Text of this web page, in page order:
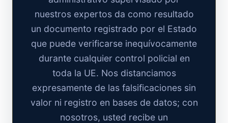
nuestros expertos da como resultado
un documento registrado por el Estado
que puede verificarse inequívocamente
durante cualquier control policial en
toda la UE. Nos distanciamos
expresamente de las falsificaciones sin
valor ni registro en bases de datos; con
nosotros, usted recibe un